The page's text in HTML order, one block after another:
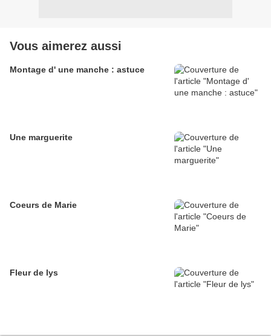
Vous aimerez aussi
Montage d' une manche : astuce
Une marguerite
Coeurs de Marie
Fleur de lys